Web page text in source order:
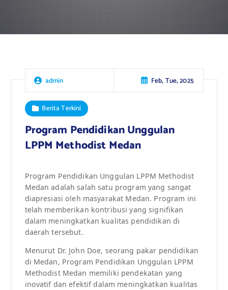
admin Feb, Tue, 2025
Berita Terkini
Program Pendidikan Unggulan
LPPM Methodist Medan
Program Pendidikan Unggulan LPPM Methodist
Medan adalah salah satu program yang sangat
diapresiasi oleh masyarakat Medan. Program ini
telah memberikan kontribusi yang signifikan
dalam meningkatkan kualitas pendidikan di
daerah tersebut.
Menurut Dr. John Doe, seorang pakar pendidikan
di Medan, Program Pendidikan Unggulan LPPM
Methodist Medan memiliki pendekatan yang
inovatif dan efektif dalam meningkatkan kualitas